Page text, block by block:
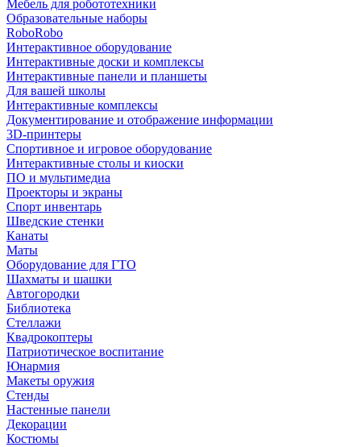
Мебель для робототехники
Образовательные наборы
RoboRobo
Интерактивное оборудование
Интерактивные доски и комплексы
Интерактивные панели и планшеты
Для вашей школы
Интерактивные комплексы
Документирование и отображение информации
3D-принтеры
Спортивное и игровое оборудование
Интерактивные столы и киоски
ПО и мультимедиа
Проекторы и экраны
Спорт инвентарь
Шведские стенки
Канаты
Маты
Оборудование для ГТО
Шахматы и шашки
Автогородки
Библиотека
Стеллажи
Квадрокоптеры
Патриотическое воспитание
Юнармия
Макеты оружия
Стенды
Настенные панели
Декорации
Костюмы